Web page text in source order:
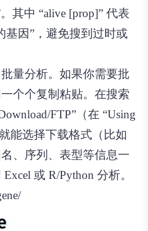
其中 “alive [prop]” 代表
基因”，避免搜到过时或
量分析。如果你需要批
个个复制粘贴。在搜索
FTP”（在 “Using
能选择下载格式（比如
、序列、表型等信息一
或 R/Python 分析。